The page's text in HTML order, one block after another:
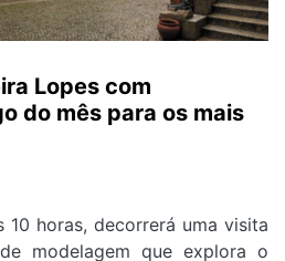
Lopes com
do mês para os mais
10 horas, decorrerá uma visita
modelagem que explora o